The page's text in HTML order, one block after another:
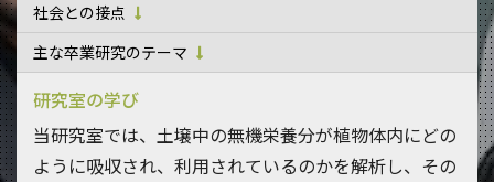
社会との接点
主な卒業研究のテーマ
研究室の学び
当研究室では、土壌中の無機栄養分が植物体内にどの
ように吸収され、利用されているのかを解析し、その